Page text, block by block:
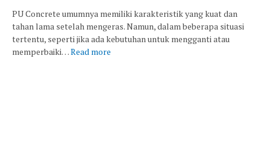
PU Concrete umumnya memiliki karakteristik yang kuat dan
tahan lama setelah mengeras. Namun, dalam beberapa situasi
tertentu, seperti jika ada kebutuhan untuk mengganti atau
memperbaiki…Read more